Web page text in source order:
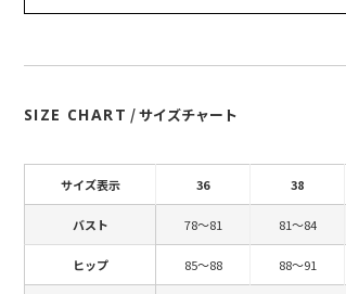
SIZE CHART / サイズチャート
サイズ表示 36 38
バスト 78～81 81～84
ヒップ 85～88 88～91